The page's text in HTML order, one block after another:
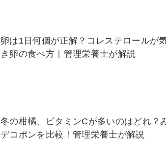
卵は1日何個が正解？コレステロールが
き卵の食べ方｜管理栄養士が解説
冬の柑橘、ビタミンCが多いのはどれ？
デコポンを比較！管理栄養士が解説